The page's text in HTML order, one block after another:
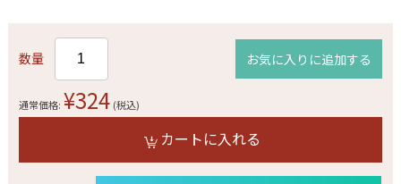
数量 お気に入りに追加する
通常価格: ¥324 (税込)
カートに入れる